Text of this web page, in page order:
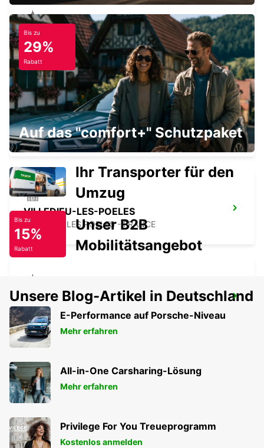
ARGENTAN
ARGENTAN - FRANCE
CARENTAN
CARENTAN - FRANCE
VILLEDIEU-LES-POELES
VILLEDIEU LES POELES - FRANCE
COUTANCES
COUTANCES - FRANCE
Bis zu
29%
Rabatt
Auf das "comfort+" Schutzpaket
Ihr Transporter für den
Umzug
Bis zu
15%
Rabatt
Unser B2B
Mobilitätsangebot
Unsere Blog-Artikel in Deutschland
E-Performance auf Porsche-Niveau
Mehr erfahren
All-in-One Carsharing-Lösung
Mehr erfahren
Privilege For You Treueprogramm
Kostenlos anmelden